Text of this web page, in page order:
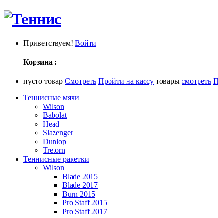
Приветствуем! Войти
Корзина :
пусто товар Смотреть Пройти на кассу товары смотреть
Теннисные мячи
Wilson
Babolat
Head
Slazenger
Dunlop
Tretorn
Теннисные ракетки
Wilson
Blade 2015
Blade 2017
Burn 2015
Pro Staff 2015
Pro Staff 2017